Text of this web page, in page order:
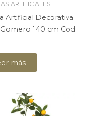
ARTIFICIALES
Artificial Decorativa
Gomero 140 cm Cod
más